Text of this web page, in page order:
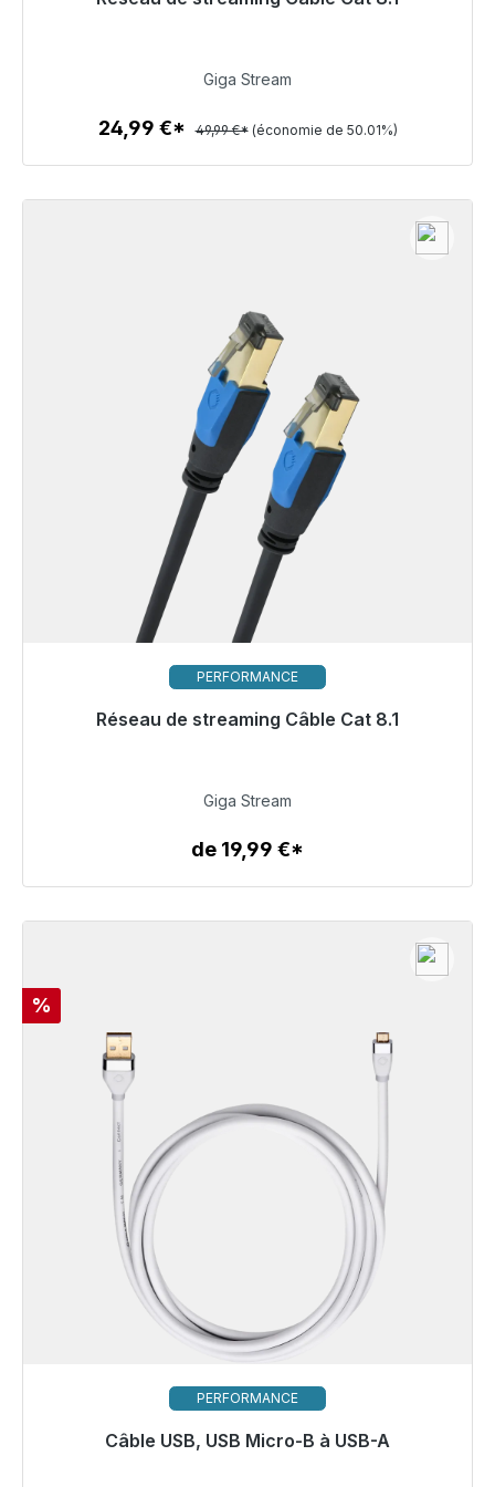
Prêt à être expédié, délai de livraison 48h*
Détails
Giga Stream
24,99 €* 49,99 €* (économie de 50.01%)
PERFORMANCE
Réseau de streaming Câble Cat 8.1
Prêt à être expédié, délai de livraison 48h*
Détails
Giga Stream
de 19,99 €*
Réduction
%
PERFORMANCE
Câble USB, USB Micro-B à USB-A
Prêt à être expédié, délai de livraison 48h*